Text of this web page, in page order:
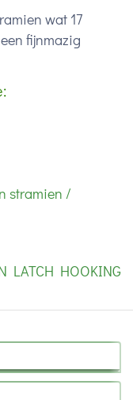
wat 17
fijnmazig
stramien /
LATCH HOOKING